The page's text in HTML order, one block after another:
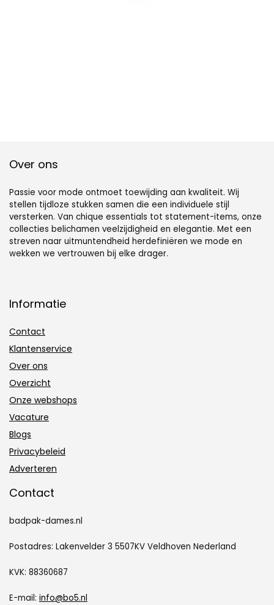
Over ons
Passie voor mode ontmoet toewijding aan kwaliteit. Wij
stellen tijdloze stukken samen die een individuele stijl
versterken. Van chique essentials tot statement-items, onze
collecties belichamen veelzijdigheid en elegantie. Met een
streven naar uitmuntendheid herdefiniëren we mode en
wekken we vertrouwen bij elke drager.
Informatie
Contact
Klantenservice
Over ons
Overzicht
Onze webshops
Vacature
Blogs
Privacybeleid
Adverteren
Contact
badpak-dames.nl
Postadres: Lakenvelder 3 5507KV Veldhoven Nederland
KVK: 88360687
E-mail: info@bo5.nl